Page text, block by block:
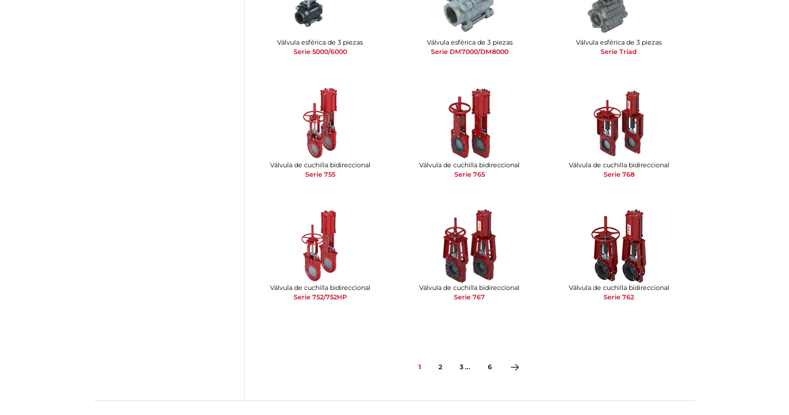
Válvula esférica de 3 piezas
Serie 5000/6000
Válvula esférica de 3 piezas
Serie DM7000/DM8000
Válvula esférica de 3 piezas
Serie Triad
Válvula de cuchilla bidireccional
Serie 755
Válvula de cuchilla bidireccional
Serie 765
Válvula de cuchilla bidireccional
Serie 768
Válvula de cuchilla bidireccional
Serie 752/752HP
Válvula de cuchilla bidireccional
Serie 767
Válvula de cuchilla bidireccional
Serie 762
1 2 3 ... 6